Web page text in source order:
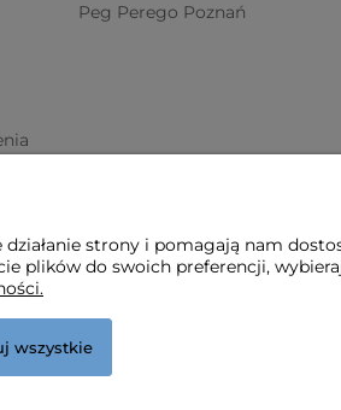
Peg Perego Poznań
strony i pomagają nam
plików do swoich preferencji,
wszystkie